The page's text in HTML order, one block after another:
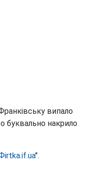
випало
буквально накрило
".